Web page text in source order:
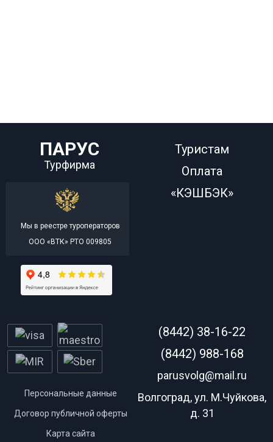
ПАРУС
Турфирма
Мы в реестре туроператоров
ООО «ВТК» РТО 009805
Туристам
Оплата
«КЭШБЭК»
Персональные данные
Договор публичной оферты
Карта сайта
(8442) 38-16-22
(8442) 988-168
parusvolg@mail.ru
Волгоград, ул. М.Чуйкова,
д. 31